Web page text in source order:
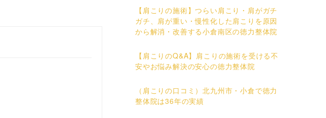
【肩こりの施術】つらい肩こり・肩がガチ
ガチ、肩が重い・慢性化した肩こりを原因
から解消・改善する小倉南区の徳力整体院
【肩こりのQ&A】肩こりの施術を受ける不
安やお悩み解決の安心の徳力整体院
（肩こりの口コミ）北九州市・小倉で徳力
整体院は36年の実績